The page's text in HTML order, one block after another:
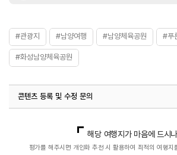
#관광지 #남양여행 #남양체육공원 #푸
#화성남양체육공원
콘텐츠 등록 및 수정 문의
해당 여행지가 마음에 드시
평가를 해주시면 개인화 추천 시 활용하여 최적의 여행지